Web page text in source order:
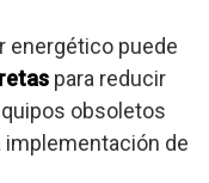
energético puede
para reducir
obsoletos
de